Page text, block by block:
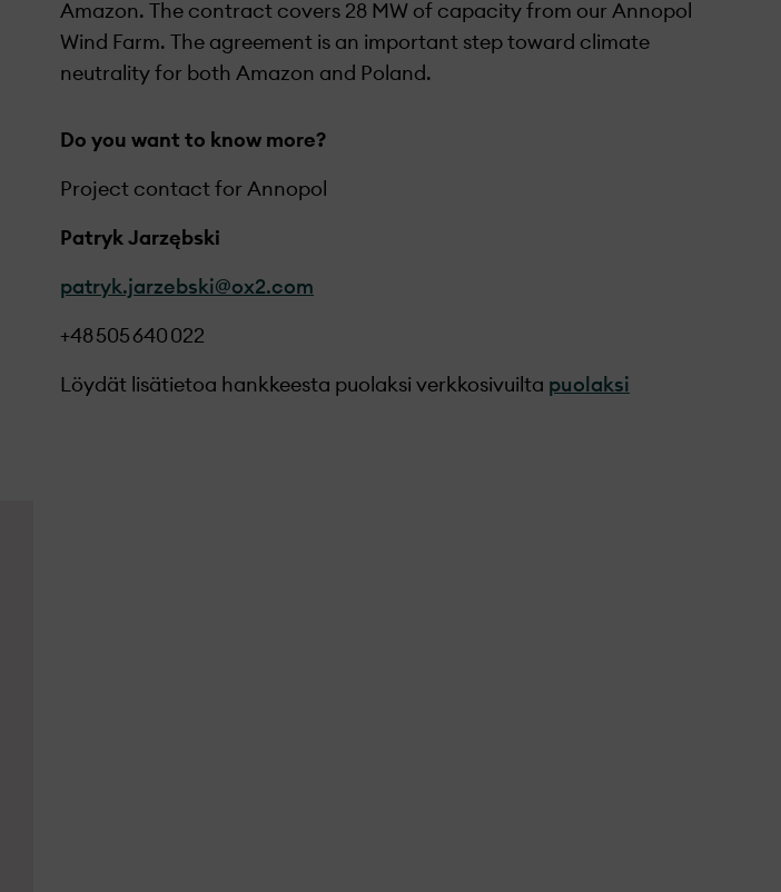
Amazon. The contract covers 28 MW of capacity from our Annopol
Wind Farm. The agreement is an important step toward climate
neutrality for both Amazon and Poland.
Do you want to know more?
Project contact for Annopol
Patryk Jarzębski
patryk.jarzebski@ox2.com
+48505 640 022
Löydät lisätietoa hankkeesta puolaksi verkkosivuilta puolaksi